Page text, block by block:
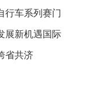
行车系列赛门
展新机遇国际
省共济